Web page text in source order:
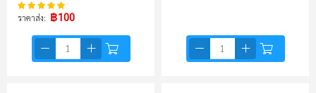
คะแนน:
ราคาส่ง
฿100